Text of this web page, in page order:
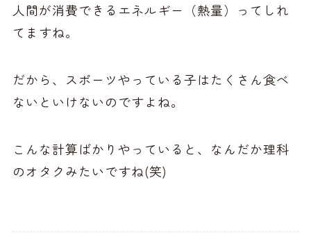
人間が消費できるエネルギー（熱量）ってしれ
てますね。
だから、スポーツやっている子はたくさん食べ
ないといけないのですよね。
こんな計算ばかりやっていると、なんだか理科
のオタクみたいですね(笑)